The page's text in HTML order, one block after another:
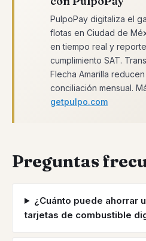
PulpoPay digitaliza el
flotas en Ciudad de
en tiempo real y
cumplimiento SAT.
Flecha Amarilla
conciliación mensual.
getpulpo.com
Preguntas
¿Cuánto puede ahorrar
tarjetas de combustible